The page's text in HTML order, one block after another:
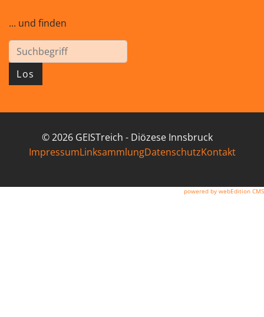
... und finden
Los
© 2026 GEISTreich - Diözese Innsbruck
ImpressumLinksammlungDatenschutzKontakt
powered by webEdition CMS